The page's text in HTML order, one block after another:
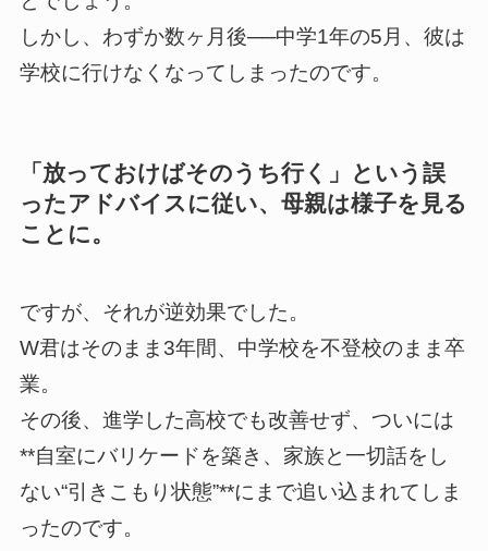
しかし、わずか数ヶ月後──中学1年の5月、彼は
学校に行けなくなってしまったのです。
「放っておけばそのうち行く」という誤
ったアドバイスに従い、母親は様子を見る
ことに。
ですが、それが逆効果でした。
W君はそのまま3年間、中学校を不登校のまま卒
業。
その後、進学した高校でも改善せず、ついには
**自室にバリケードを築き、家族と一切話をし
ない“引きこもり状態”**にまで追い込まれてしま
ったのです。